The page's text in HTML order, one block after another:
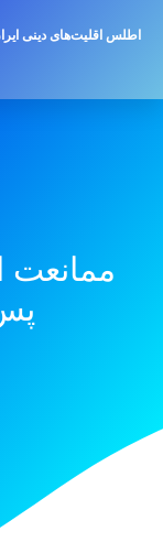
اطلس اقلیت‌های دینی
ممانعت